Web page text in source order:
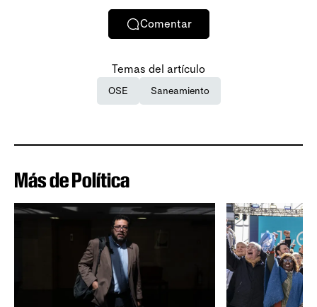
Comentar
Temas del artículo
OSE Saneamiento
Más de Política